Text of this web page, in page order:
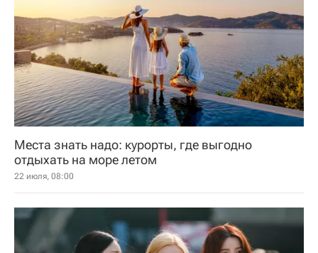
Места знать надо: курорты, где выгодно
отдыхать на море летом
22 июля, 08:00